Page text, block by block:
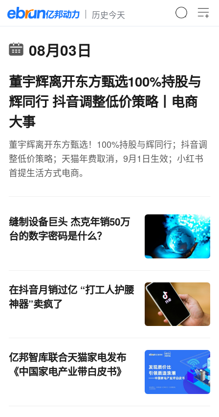
历史今天
08月03日
董宇辉离开东方甄选100%持股与
辉同行 抖音调整低价策略丨电商
大事
董宇辉离开东方甄选！100%持股与辉同行；抖音调
整低价策略；天猫年费取消，9月1日生效；小红书
首提生活方式电商。
缝制设备巨头 杰克年销50万
台的数字密码是什么？
在抖音月销过亿 “打工人护腰
神器”卖疯了
亿邦智库联合天猫家电发布
《中国家电产业带白皮书》